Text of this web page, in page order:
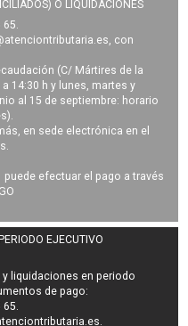
O LIQUIDACIONES
65.
, con
(C/ Mártires de la
14:30 h y lunes, martes y
al 15 de septiembre: horario
en sede electrónica en el
efectuar el pago a través
EJECUTIVO
liquidaciones en periodo
de pago: